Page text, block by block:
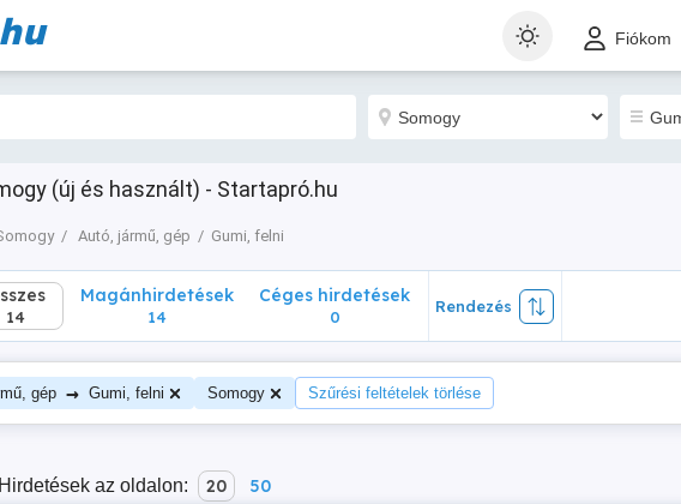
Fiókom
(új és használt) - Startapró.hu
Autó, jármű, gép Gumi, felni
14
Magánhirdetések
14
Céges hirdetések
0
Rendezés
gép → Gumi, felni Somogy Szűrési feltételek törlése
Hirdetések az oldalon: 20 50